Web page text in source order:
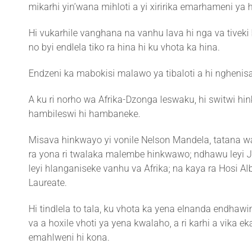
mikarhi yin’wana mihloti a yi xiririka emarhameni ya
Hi vukarhile vanghana na vanhu lava hi nga va
no byi endlela tiko ra hina hi ku vhota ka hina.
Endzeni ka mabokisi malawo ya tibaloti a hi
A ku ri norho wa Afrika-Dzonga leswaku, hi switwi
hambileswi hi hambaneke.
Misava hinkwayo yi vonile Nelson Mandela, tatana
ra yona ri twalaka malembe hinkwawo; ndhawu leyi
leyi hlanganiseke vanhu va Afrika; na kaya ra Hosi
Laureate.
Hi tindlela to tala, ku vhota ka yena eInanda
va a hoxile vhoti ya yena kwalaho, a ri karhi a vika
emahlweni hi kona.